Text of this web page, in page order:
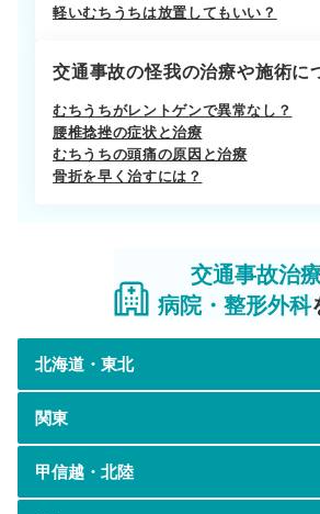
軽いむちうちは放置してもいい？
交通事故の怪我の治療や施術に
むちうちがレントゲンで異常なし？
腰椎捻挫の症状と治療
むちうちの頭痛の原因と治療
骨折を早く治すには？
交通事故治
病院・整形外科
北海道・東北
関東
甲信越・北陸